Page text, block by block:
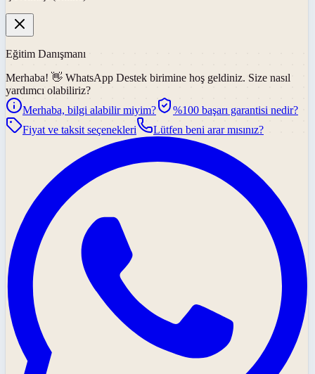
Eğitim Danışmanı
Merhaba! 👋 WhatsApp Destek birimine hoş geldiniz. Size nasıl
yardımcı olabiliriz?
Merhaba, bilgi alabilir miyim?
%100 başarı garantisi nedir?
Fiyat ve taksit seçenekleri
Lütfen beni arar mısınız?